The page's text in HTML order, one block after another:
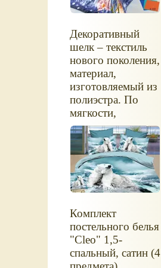
Декоративный
шелк – текстиль
нового поколения,
материал,
изготовляемый из
полиэстра. По
мягкости,
плотности и
шелковистости
идентичен атласу.
Изделия из
декоративного
шелка очень
Декоративный
шелк хорошо
проводит воздух
и обладает
Комплект
постельного белья
"Cleo" 1,5-
спальный, сатин (4